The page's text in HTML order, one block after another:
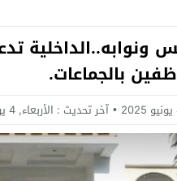
بيبي: مطاردة محكمة تنتهي
مجموعة أكادير الكبير للنقل
عامل الإقليم يؤكد من إنشادن
عامل الإقليم يدشن المركب
ضغط التحديات التنموية والأمنية
الاقليم يستقبل فريق مجد انشادن
ونوابه..الداخلية
بالجماعات.
آخر تحديث : الأربعاء, 4 يونيو, 2025 - 2:09 مساءً